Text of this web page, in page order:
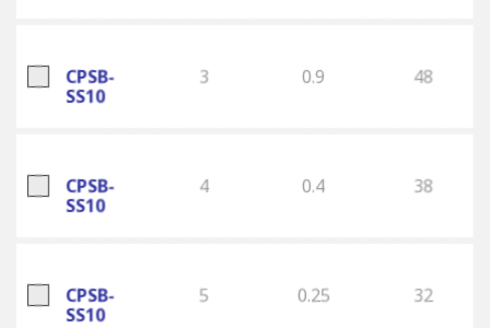
CPSB-
SS10
3 0.9 48
CPSB-
SS10
4 0.4 38
CPSB-
SS10
5 0.25 32